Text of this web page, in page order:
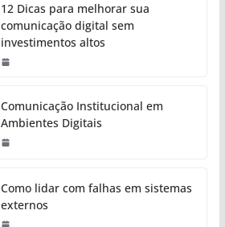
12 Dicas para melhorar sua
comunicação digital sem
investimentos altos
Comunicação Institucional em
Ambientes Digitais
Como lidar com falhas em sistemas
externos